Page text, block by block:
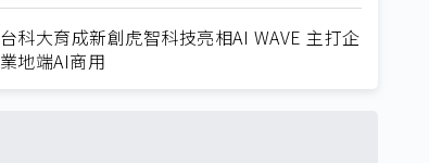
台科大育成新創虎智科技亮相AI WAVE 主打企
業地端AI商用